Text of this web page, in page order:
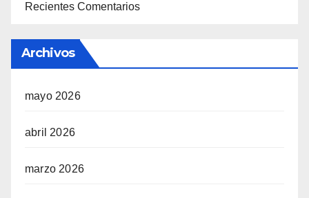
Recientes Comentarios
Archivos
mayo 2026
abril 2026
marzo 2026